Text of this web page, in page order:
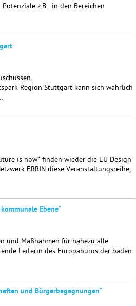
z.B. in den Bereichen
Region Stuttgart kann sich wahrlich
is now“ finden wieder die EU Design
ERRIN diese Veranstaltungsreihe,
Ebene“
und Maßnahmen für nahezu alle
Leiterin des Europabüros der baden-
und Bürgerbegegnungen“